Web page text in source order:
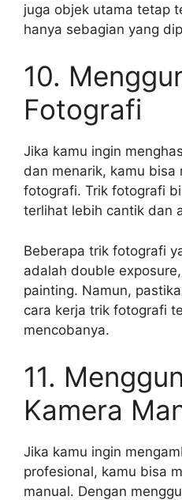
juga objek utama tetap
hanya sebagian yang
10.
Fotografi
Jika kamu ingin
dan menarik, kamu bisa
fotografi. Trik fotografi
terlihat lebih cantik dan
Beberapa trik fotografi
adalah double
painting. Namun,
cara kerja trik fotografi
mencobanya.
11.
Kamera
Jika kamu ingin
profesional, kamu bisa
manual. Dengan